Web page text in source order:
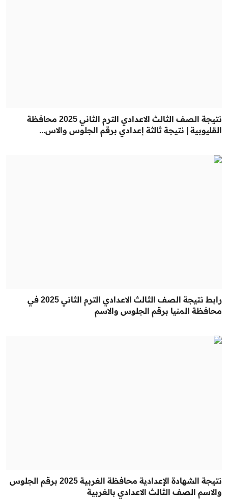
نتيجة الصف الثالث الاعدادي الترم الثاني 2025 محافظة
القليوبية | نتيجة ثالثة إعدادي برقم الجلوس والاس...
رابط نتيجة الصف الثالث الاعدادي الترم الثاني 2025 في
محافظة المنيا برقم الجلوس والاسم
نتيجة الشهادة الإعدادية محافظة الغربية 2025 برقم الجلوس
والاسم الصف الثالث الاعدادي بالغربية